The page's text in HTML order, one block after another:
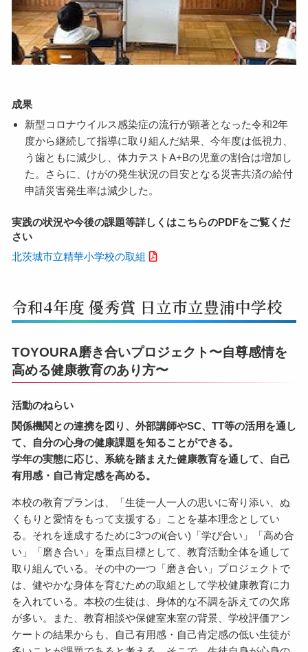
成果
新型コロナウイルス感染症の流行が顕著となった令和2年
度から継続して指導に取り組んだ結果、今年度は低視力、
う歯ともに減少し、体力テストA+Bの児童の割合は増加し
た。さらに、けがの発生状況の目安となる災害共済の給付
申請災害発生率は減少した。
実践の状況や今後の課題等詳しくはこちらのPDFをご覧くだ
さい
北茨城市立精華小学校の取組
令和4年度 優秀賞 日立市立豊浦中学校
TOYOURA磨き合いプロジェクト〜自尊感情を
高める健康教育のあり方〜
活動のねらい
関係機関との連携を図り、外部講師やSC、TT等の活用を通し
て、自分の心身の健康課題を知ることができる。
学年の実態に応じ、系統を踏まえた健康教育を通して、自己
有用感・自己肯定感を高める。
本校の教育プランは、「生徒一人一人の思いに寄り添い、ぬ
くもりと愛情をもって支援する」ことを基本理念としてい
る。それを達成するために3つのi(合い)「学び合い」「高め合
い」「磨き合い」を重点目標として、教育活動全体を通して
取り組んでいる。その中の一つ「磨き合い」プロジェクトで
は、健やかな身体を育むための取組として学校健康教育に力
を入れている。本校の生徒は、身体的な不調を訴えての欠席
が多い。また、教育相談や保健室来室の背景、学校評価アン
ケートの結果からも、自己有用感・自己肯定感の低い生徒が